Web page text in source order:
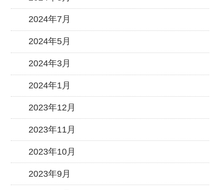
2024年7月
2024年5月
2024年3月
2024年1月
2023年12月
2023年11月
2023年10月
2023年9月